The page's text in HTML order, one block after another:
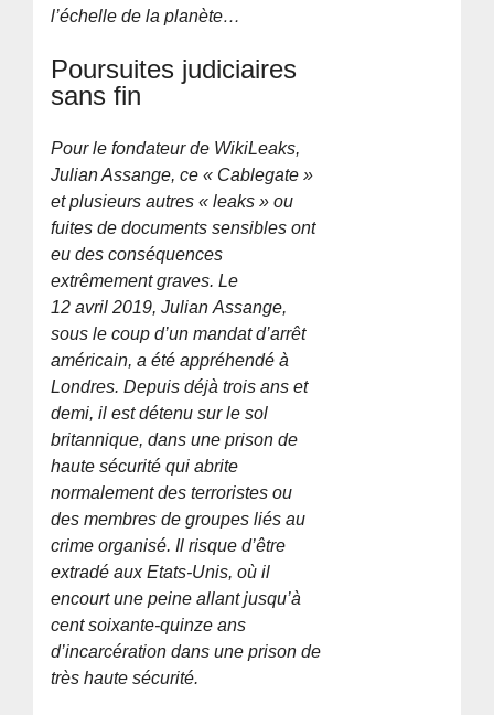
l’échelle de la planète…
Poursuites judiciaires
sans fin
Pour le fondateur de WikiLeaks,
Julian Assange, ce « Cablegate »
et plusieurs autres « leaks » ou
fuites de documents sensibles ont
eu des conséquences
extrêmement graves. Le
12 avril 2019, Julian Assange,
sous le coup d’un mandat d’arrêt
américain, a été appréhendé à
Londres. Depuis déjà trois ans et
demi, il est détenu sur le sol
britannique, dans une prison de
haute sécurité qui abrite
normalement des terroristes ou
des membres de groupes liés au
crime organisé. Il risque d’être
extradé aux Etats-Unis, où il
encourt une peine allant jusqu’à
cent soixante-quinze ans
d’incarcération dans une prison de
très haute sécurité.